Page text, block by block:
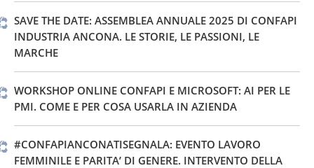
SAVE THE DATE: ASSEMBLEA ANNUALE 2025 DI CONFAPI
INDUSTRIA ANCONA. LE STORIE, LE PASSIONI, LE
MARCHE
WORKSHOP ONLINE CONFAPI E MICROSOFT: AI PER LE
PMI. COME E PER COSA USARLA IN AZIENDA
#CONFAPIANCONATISEGNALA: EVENTO LAVORO
FEMMINILE E PARITA’ DI GENERE. INTERVENTO DELLA